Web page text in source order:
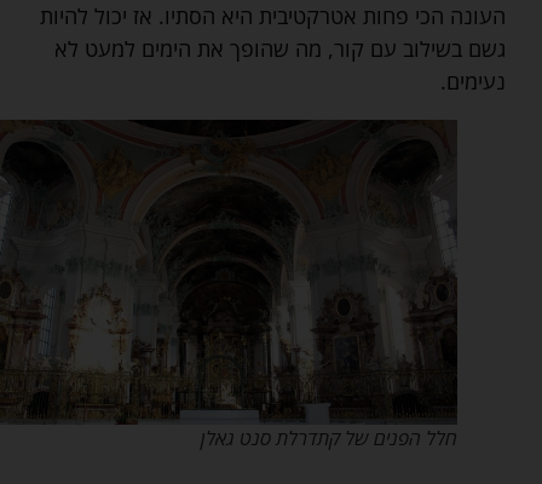
העונה הכי פחות אטרקטיבית היא הסתיו. אז יכול להיות
גשם בשילוב עם קור, מה שהופך את הימים למעט לא
נעימים.
חלל הפנים של קתדרלת סנט גאלן